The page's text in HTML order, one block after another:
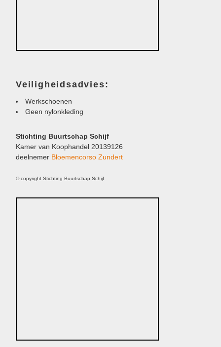
Veiligheidsadvies:
Werkschoenen
Geen nylonkleding
Stichting Buurtschap Schijf
Kamer van Koophandel 20139126
deelnemer Bloemencorso Zundert
© copyright Stichting Buurtschap Schijf